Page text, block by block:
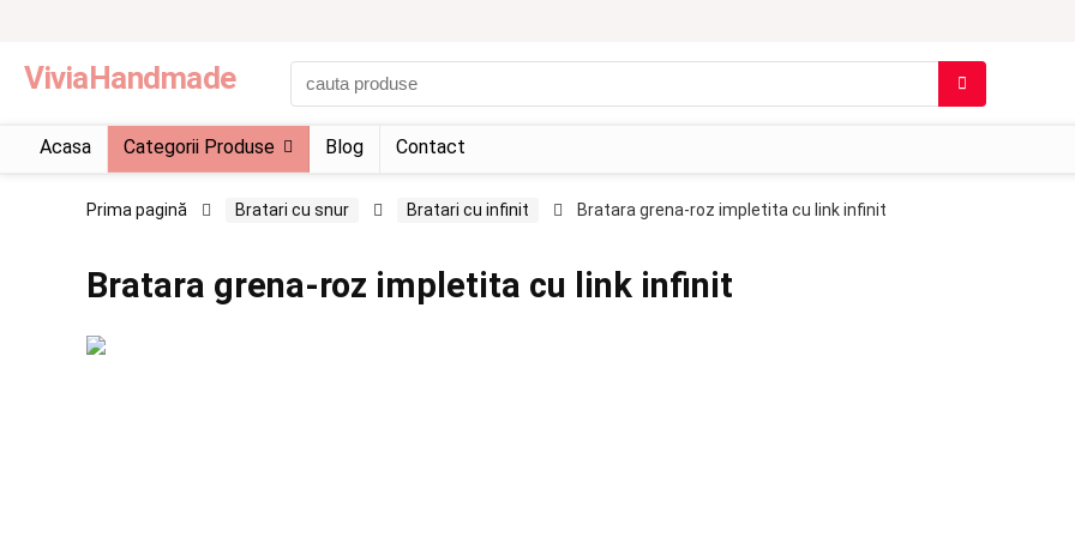
ViviaHandmade
Acasa Categorii Produse Blog Contact
Prima pagină Bratari cu snur Bratari cu infinit Bratara grena-roz impletita cu link infinit
Bratara grena-roz impletita cu link infinit